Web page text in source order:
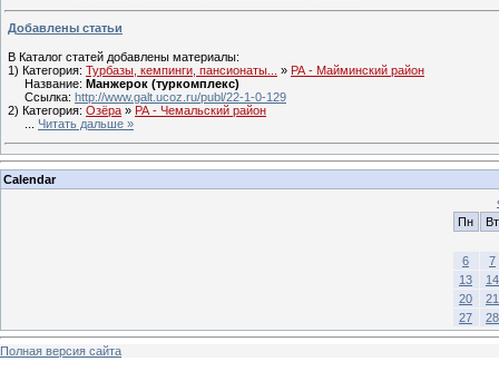
Добавлены статьи
В Каталог статей добавлены материалы:
1) Категория: Турбазы, кемпинги, пансионаты... » РА - Майминский район
Название: Манжерок (туркомплекс)
Ссылка: http://www.galt.ucoz.ru/publ/22-1-0-129
2) Категория: Озёра » РА - Чемальский район
Читать дальше »
Calendar
Пн
Вт
6
7
13
14
20
21
27
28
Полная версия сайта